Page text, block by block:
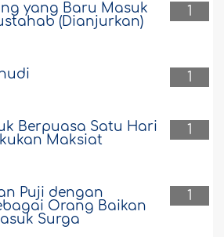
1
yang Baru Masuk
(Dianjurkan)
1
1
Berpuasa Satu Hari
Maksiat
1
Puji dengan
Orang Baikan
Surga